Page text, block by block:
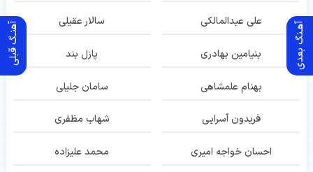
آهنـگ قبلی آهـنگ بعدی علی عبدالمالکی سالار عقیلی
بنیامین بهادری پازل بند
بهنام علمشاهی سامان جلیلی
فریدون آسرایی شهاب مظفری
احسان خواجه امیری محمد علیزاده